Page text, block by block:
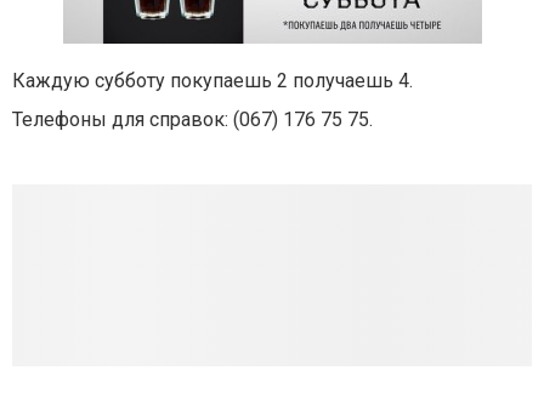
Каждую субботу покупаешь 2 получаешь 4.
Телефоны для справок: (067) 176 75 75.